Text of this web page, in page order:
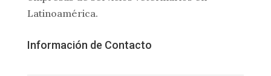
Latinoamérica.
Información de Contacto